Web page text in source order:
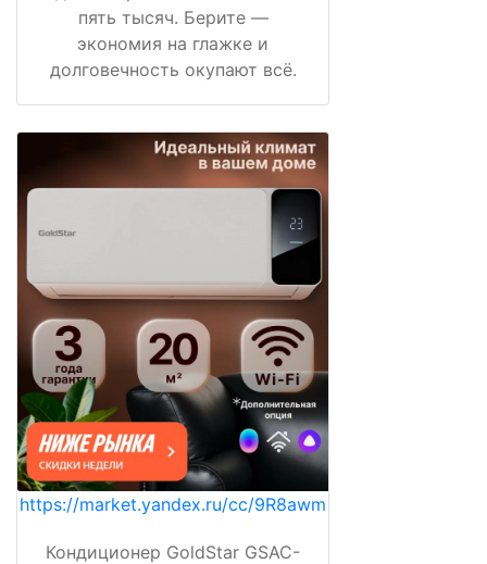
пять тысяч. Берите —
экономия на глажке и
долговечность окупают всё.
https://market.yandex.ru/cc/9R8awm
Кондиционер GoldStar GSAC-